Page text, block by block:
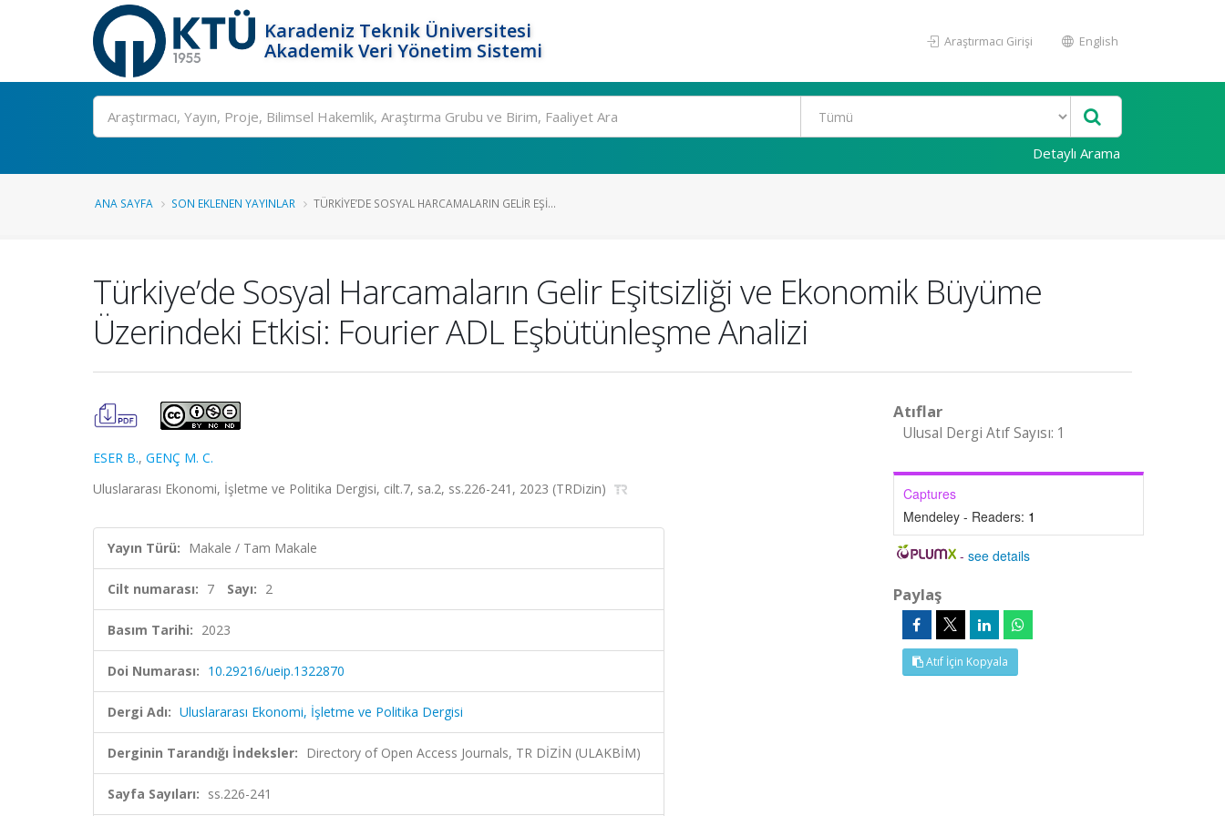
Karadeniz Teknik Üniversitesi
Akademik Veri Yönetim Sistemi
Araştırmacı Girişi English
Ara
Detaylı Arama
ANA SAYFA SON EKLENEN YAYINLAR TÜRKIYE’DE SOSYAL HARCAMALARIN GELIR EŞI...
Türkiye’de Sosyal Harcamaların Gelir Eşitsizliği ve Ekonomik Büyüme
Üzerindeki Etkisi: Fourier ADL Eşbütünleşme Analizi
ESER B., GENÇ M. C.
Uluslararası Ekonomi, İşletme ve Politika Dergisi, cilt.7, sa.2, ss.226-241, 2023 (TRDizin)
Yayın Türü: Makale / Tam Makale
Cilt numarası: 7 Sayı: 2
Basım Tarihi: 2023
Doi Numarası: 10.29216/ueip.1322870
Dergi Adı: Uluslararası Ekonomi, İşletme ve Politika Dergisi
Derginin Tarandığı İndeksler: Directory of Open Access Journals, TR DİZİN (ULAKBİM)
Sayfa Sayıları: ss.226-241
Atıflar
Ulusal Dergi Atıf Sayısı: 1
Captures
Mendeley - Readers: 1
-see details
Paylaş
Atıf İçin Kopyala